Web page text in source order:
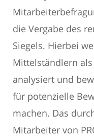
die Vergabe des
Siegels. Hierbei
Mittelständlern
analysiert und
für potenzielle
machen. Das
Mitarbeiter von